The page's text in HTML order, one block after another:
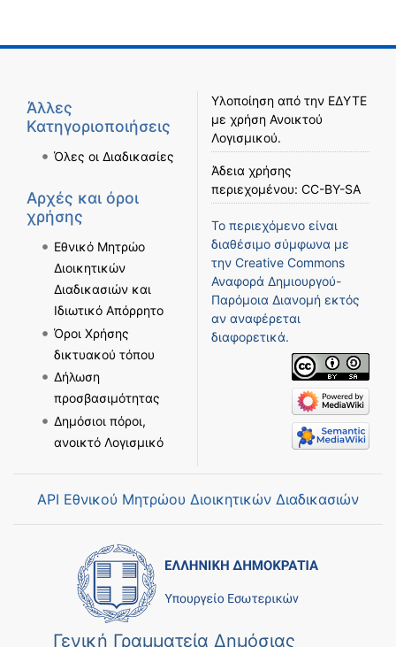
Άλλες
Κατηγοριοποιήσεις
Όλες οι Διαδικασίες
Αρχές και όροι
χρήσης
Εθνικό Μητρώο
Διοικητικών
Διαδικασιών και
Ιδιωτικό Απόρρητο
Όροι Χρήσης
δικτυακού τόπου
Δήλωση
προσβασιμότητας
Δημόσιοι πόροι,
ανοικτό Λογισμικό
Υλοποίηση από την ΕΔΥΤΕ
με χρήση Ανοικτού
Λογισμικού.
Άδεια χρήσης
περιεχομένου: CC-BY-SA
Το περιεχόμενο είναι
διαθέσιμο σύμφωνα με
την Creative Commons
Αναφορά Δημιουργού-
Παρόμοια Διανομή εκτός
αν αναφέρεται
διαφορετικά.
API Εθνικού Μητρώου Διοικητικών Διαδικασιών
Γενική Γραμματεία Δημόσιας